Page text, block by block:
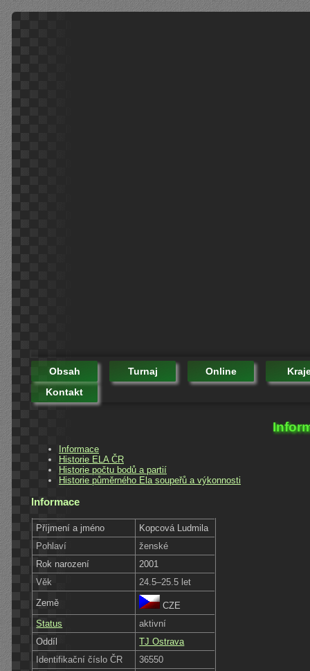
Obsah Turnaj Online
Kontakt
Informace
Historie ELA ČR
Historie počtu bodů a partií
Historie půměrného Ela soupeřů a výkonnosti
Informace
Příjmení a jméno
Kopcová Ludmila
Pohlaví
ženské
Rok narození
2001
Věk
24.5–25.5 let
Země
CZE
Status
aktivní
Oddíl
TJ Ostrava
Identifikační číslo ČR
36550